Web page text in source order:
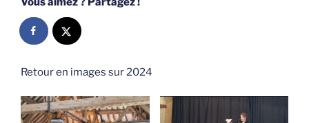
Retour en images sur 2024